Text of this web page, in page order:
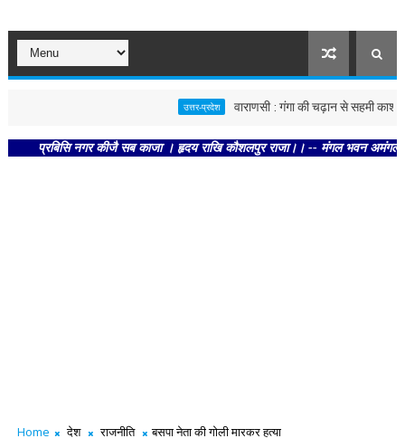
उत्तर-प्रदेश वाराणसी : गंगा की चढ़ान से सहमी काशी : छूने
प्रबिसि नगर कीजै सब काजा । हृदय राखि कौशलपुर राजा।। -- मंगल भवन अमंगल
Home देश राजनीति बसपा नेता की गोली मारकर हत्या